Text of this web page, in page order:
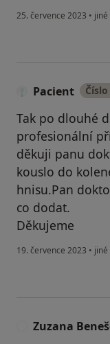
25. července 2023 •
Pacient
Tak po dlouhé
profesionální
děkuji panu
kouslo do
hnisu.Pan
co dodat.
Děkujeme
19. července 2023 •
Zuzana